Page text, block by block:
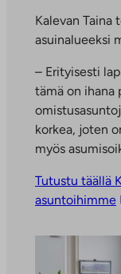
Kalevan Taina
asuinalueeksi
– Erityisesti
tämä on ihana
korkea, joten
myös
Tutustu täällä
asuntoihimmeL